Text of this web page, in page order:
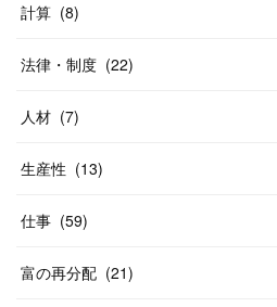
計算 (8)
法律・制度 (22)
人材 (7)
生産性 (13)
仕事 (59)
富の再分配 (21)